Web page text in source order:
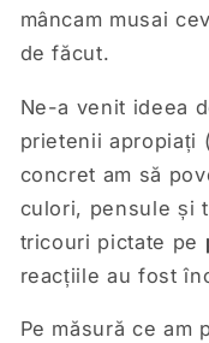
mâncam musai
de făcut.
Ne-a venit ideea
prietenii apropiați
concret am să
culori, pensule și
tricouri pictate pe
reacțiile au fost
Pe măsură ce am